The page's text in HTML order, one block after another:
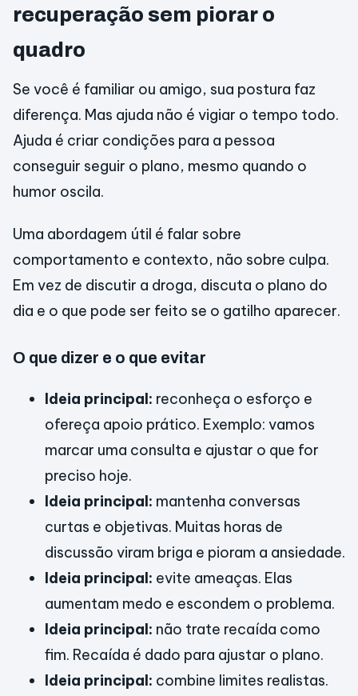
recuperação sem piorar o
quadro
Se você é familiar ou amigo, sua postura faz
diferença. Mas ajuda não é vigiar o tempo todo.
Ajuda é criar condições para a pessoa
conseguir seguir o plano, mesmo quando o
humor oscila.
Uma abordagem útil é falar sobre
comportamento e contexto, não sobre culpa.
Em vez de discutir a droga, discuta o plano do
dia e o que pode ser feito se o gatilho aparecer.
O que dizer e o que evitar
Ideia principal: reconheça o esforço e
ofereça apoio prático. Exemplo: vamos
marcar uma consulta e ajustar o que for
preciso hoje.
Ideia principal: mantenha conversas
curtas e objetivas. Muitas horas de
discussão viram briga e pioram a ansiedade.
Ideia principal: evite ameaças. Elas
aumentam medo e escondem o problema.
Ideia principal: não trate recaída como
fim. Recaída é dado para ajustar o plano.
Ideia principal: combine limites realistas.